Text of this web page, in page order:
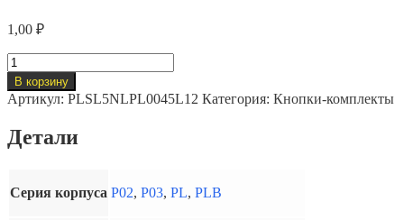
1,00 ₽
Количество
товара
PLSL5NL
Контрольная
+
В
В корзину
Артикул: PLSL5NLPL0045L12 Категория: Кнопки-комплекты
Детали
Серия корпуса P02, P03, PL, PLB